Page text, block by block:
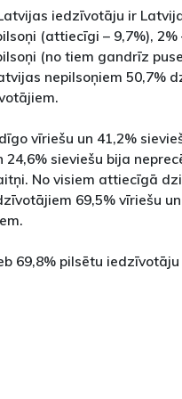
iedzīvotāju ir
(attiecīgi – 9,7%), 2%
(no tiem gandrīz
nepilsoņiem 50,7%
vīriešu un 41,2%
sieviešu bija
No visiem attiecīgā
69,5% vīriešu
69,8% pilsētu iedzīvotāju